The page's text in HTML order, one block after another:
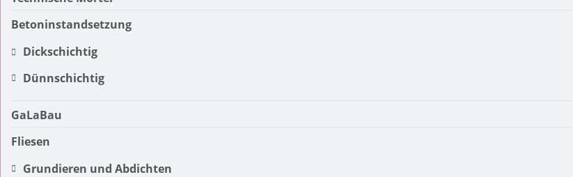
Betoninstandsetzung
Dickschichtig
Dünnschichtig
GaLaBau
Fliesen
Grundieren und Abdichten